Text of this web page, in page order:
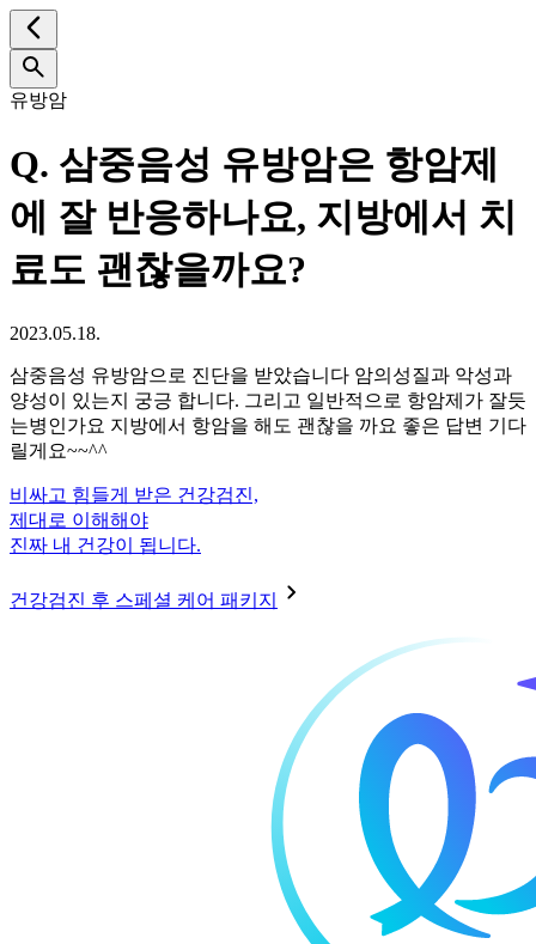
유방암
Q. 삼중음성 유방암은 항암제
에 잘 반응하나요, 지방에서 치
료도 괜찮을까요?
2023.05.18.
삼중음성 유방암으로 진단을 받았습니다 암의성질과 악성과
양성이 있는지 궁긍 합니다. 그리고 일반적으로 항암제가 잘듯
는병인가요 지방에서 항암을 해도 괜찮을 까요 좋은 답변 기다
릴게요~~^^
비싸고 힘들게 받은 건강검진,
제대로 이해해야
진짜 내 건강이 됩니다.
건강검진 후 스페셜 케어 패키지